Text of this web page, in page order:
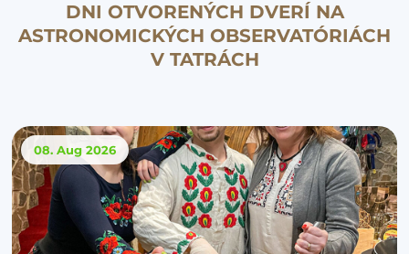
DNI OTVORENÝCH DVERÍ NA
ASTRONOMICKÝCH OBSERVATÓRIÁCH
V TATRÁCH
08. Aug 2026